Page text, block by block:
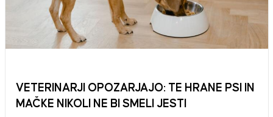
VETERINARJI OPOZARJAJO: TE HRANE PSI IN
MAČKE NIKOLI NE BI SMELI JESTI